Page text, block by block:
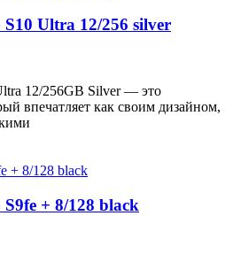
Ultra 12/256 silver
12/256GB Silver — это
впечатляет как своим дизайном,
+ 8/128 black